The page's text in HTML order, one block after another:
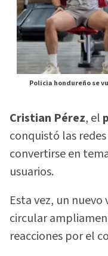
Policia hondureño se
Cristian Pérez, el
conquistó las
convertirse en
usuarios.
Esta vez, un
circular
reacciones por el